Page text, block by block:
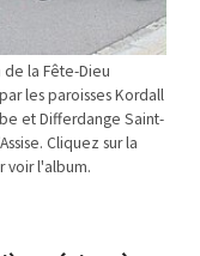
de la Fête-Dieu
les paroisses Kordall
et Differdange Saint-
Cliquez sur la
voir l'album.